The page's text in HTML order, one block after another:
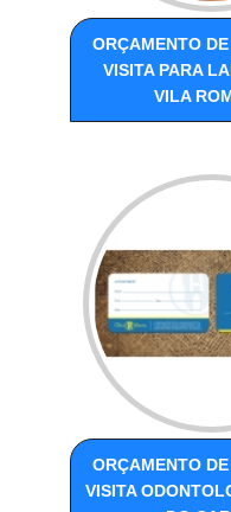
ORÇAMENTO
VISITA PARA
VILA
ORÇAMENTO
VISITA